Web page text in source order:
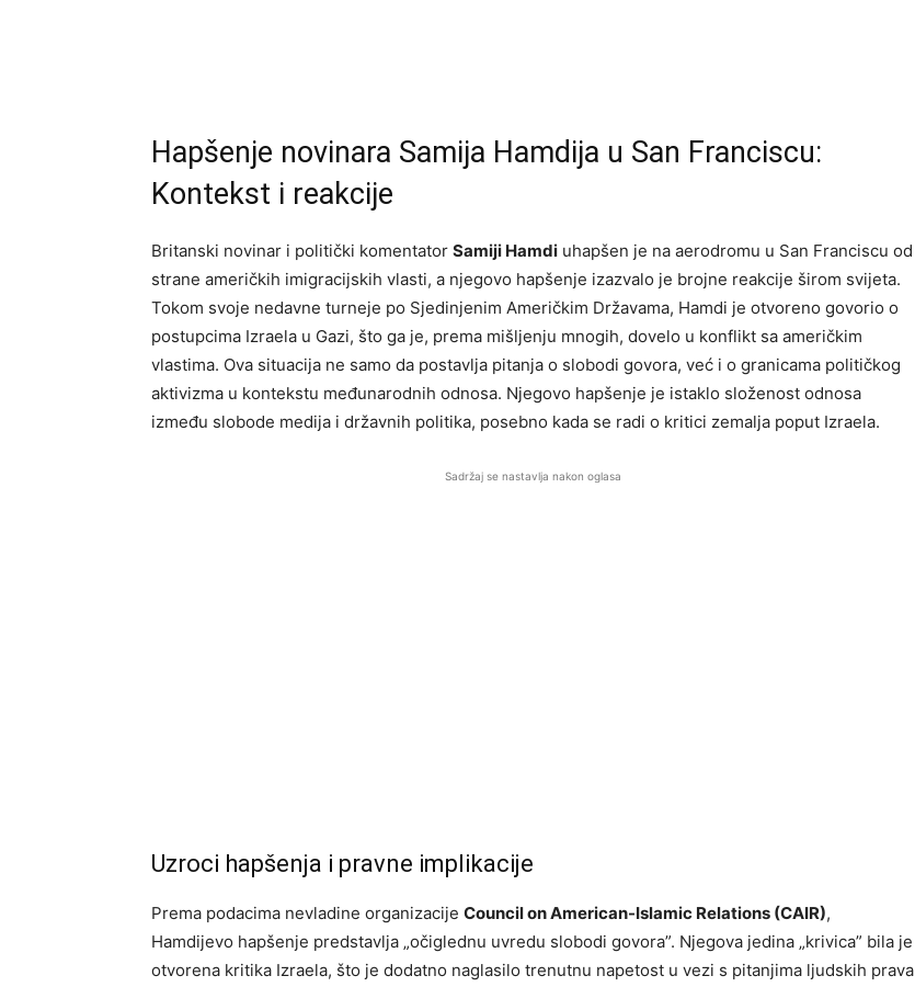
Hapšenje novinara Samija Hamdija u San Franciscu:
Kontekst i reakcije
Britanski novinar i politički komentator Samiji Hamdi uhapšen je na aerodromu u San Franciscu od
strane američkih imigracijskih vlasti, a njegovo hapšenje izazvalo je brojne reakcije širom svijeta.
Tokom svoje nedavne turneje po Sjedinjenim Američkim Državama, Hamdi je otvoreno govorio o
postupcima Izraela u Gazi, što ga je, prema mišljenju mnogih, dovelo u konflikt sa američkim
vlastima. Ova situacija ne samo da postavlja pitanja o slobodi govora, već i o granicama političkog
aktivizma u kontekstu međunarodnih odnosa. Njegovo hapšenje je istaklo složenost odnosa
između slobode medija i državnih politika, posebno kada se radi o kritici zemalja poput Izraela.
Sadržaj se nastavlja nakon oglasa
Uzroci hapšenja i pravne implikacije
Prema podacima nevladine organizacije Council on American-Islamic Relations (CAIR),
Hamdijevo hapšenje predstavlja „očiglednu uvredu slobodi govora”. Njegova jedina „krivica” bila je
otvorena kritika Izraela, što je dodatno naglasilo trenutnu napetost u vezi s pitanjima ljudskih prava